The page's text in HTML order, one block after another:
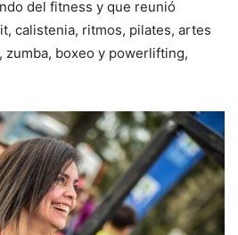
del fitness y que reunió
calistenia, ritmos, pilates, artes
zumba, boxeo y powerlifting,